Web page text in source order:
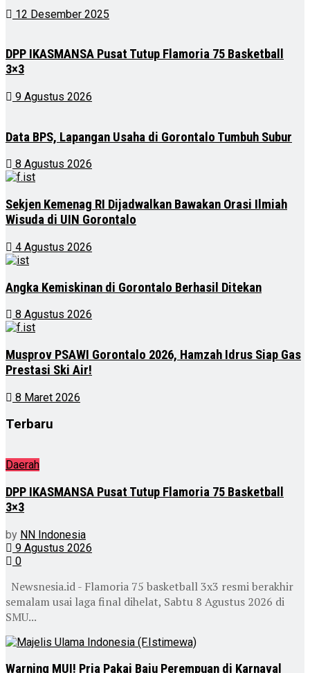
12 Desember 2025
DPP IKASMANSA Pusat Tutup Flamoria 75 Basketball
3×3
9 Agustus 2026
Data BPS, Lapangan Usaha di Gorontalo Tumbuh Subur
8 Agustus 2026
Sekjen Kemenag RI Dijadwalkan Bawakan Orasi Ilmiah
Wisuda di UIN Gorontalo
4 Agustus 2026
Angka Kemiskinan di Gorontalo Berhasil Ditekan
8 Agustus 2026
Musprov PSAWI Gorontalo 2026, Hamzah Idrus Siap Gas
Prestasi Ski Air!
8 Maret 2026
Terbaru
Daerah
DPP IKASMANSA Pusat Tutup Flamoria 75 Basketball
3×3
by NN Indonesia
9 Agustus 2026
0
Newsnesia.id - Flamoria 75 basketball 3x3 resmi berakhir
semalam usai laga final dihelat, Sabtu 8 Agustus 2026 di
SMU...
Warning MUI! Pria Pakai Baju Perempuan di Karnaval